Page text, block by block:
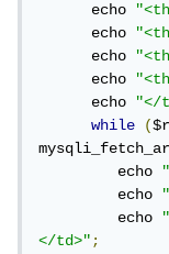
      echo
      echo
      echo
      echo
      echo
while
(
         echo
         echo
         echo
</td>";